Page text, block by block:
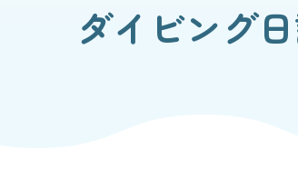
ダイビング